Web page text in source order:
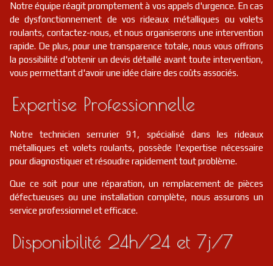
Notre équipe réagit promptement à vos appels d'urgence. En cas
de dysfonctionnement de vos rideaux métalliques ou volets
roulants, contactez-nous, et nous organiserons une intervention
rapide. De plus, pour une transparence totale, nous vous offrons
la possibilité d'obtenir un devis détaillé avant toute intervention,
vous permettant d'avoir une idée claire des coûts associés.
Expertise Professionnelle
Notre technicien serrurier 91, spécialisé dans les rideaux
métalliques et volets roulants, possède l'expertise nécessaire
pour diagnostiquer et résoudre rapidement tout problème.
Que ce soit pour une réparation, un remplacement de pièces
défectueuses ou une installation complète, nous assurons un
service professionnel et efficace.
Disponibilité 24h/24 et 7j/7